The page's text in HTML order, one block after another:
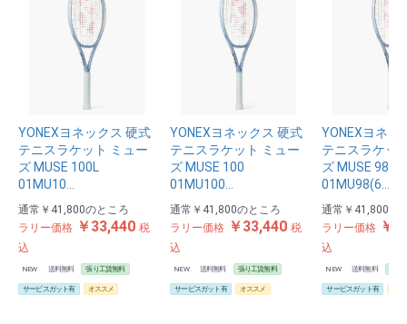
YONEXヨネックス 硬式
テニスラケット ミュー
ズ MUSE 100L
01MU10…
通常 ￥41,800のところ
ラリー価格 ￥33,440 税
込
NEW 送料無料 張り工賃無料
サービスガット有 オススメ
YONEXヨネックス 硬式
テニスラケット ミュー
ズ MUSE 100
01MU100…
通常 ￥41,800のところ
ラリー価格 ￥33,440税
込
NEW 送料無料 張り工賃無料
サービスガット有 オススメ
YONEXヨネッ
テニスラケッ
ズ MUSE 98
01MU98(6…
通常 ￥41,800
ラリー価格 ￥
込
NEW 送料無料
サービスガット有